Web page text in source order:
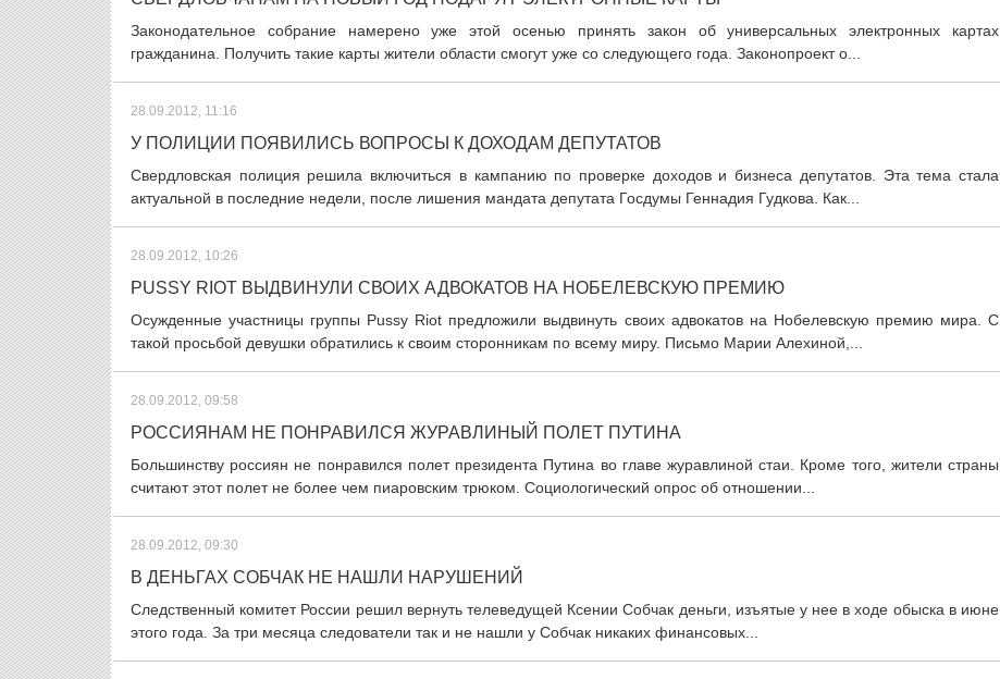
Законодательное собрание намерено уже этой осенью принять закон об универсальных электронных картах
гражданина. Получить такие карты жители области смогут уже со следующего года. Законопроект о...
28.09.2012, 11:16
У ПОЛИЦИИ ПОЯВИЛИСЬ ВОПРОСЫ К ДОХОДАМ ДЕПУТАТОВ
Свердловская полиция решила включиться в кампанию по проверке доходов и бизнеса депутатов. Эта тема стала
актуальной в последние недели, после лишения мандата депутата Госдумы Геннадия Гудкова. Как...
28.09.2012, 10:26
PUSSY RIOT ВЫДВИНУЛИ СВОИХ АДВОКАТОВ НА НОБЕЛЕВСКУЮ ПРЕМИЮ
Осужденные участницы группы Pussy Riot предложили выдвинуть своих адвокатов на Нобелевскую премию мира. С
такой просьбой девушки обратились к своим сторонникам по всему миру. Письмо Марии Алехиной,...
28.09.2012, 09:58
РОССИЯНАМ НЕ ПОНРАВИЛСЯ ЖУРАВЛИНЫЙ ПОЛЕТ ПУТИНА
Большинству россиян не понравился полет президента Путина во главе журавлиной стаи. Кроме того, жители страны
считают этот полет не более чем пиаровским трюком. Социологический опрос об отношении...
28.09.2012, 09:30
В ДЕНЬГАХ СОБЧАК НЕ НАШЛИ НАРУШЕНИЙ
Следственный комитет России решил вернуть телеведущей Ксении Собчак деньги, изъятые у нее в ходе обыска в июне
этого года. За три месяца следователи так и не нашли у Собчак никаких финансовых...